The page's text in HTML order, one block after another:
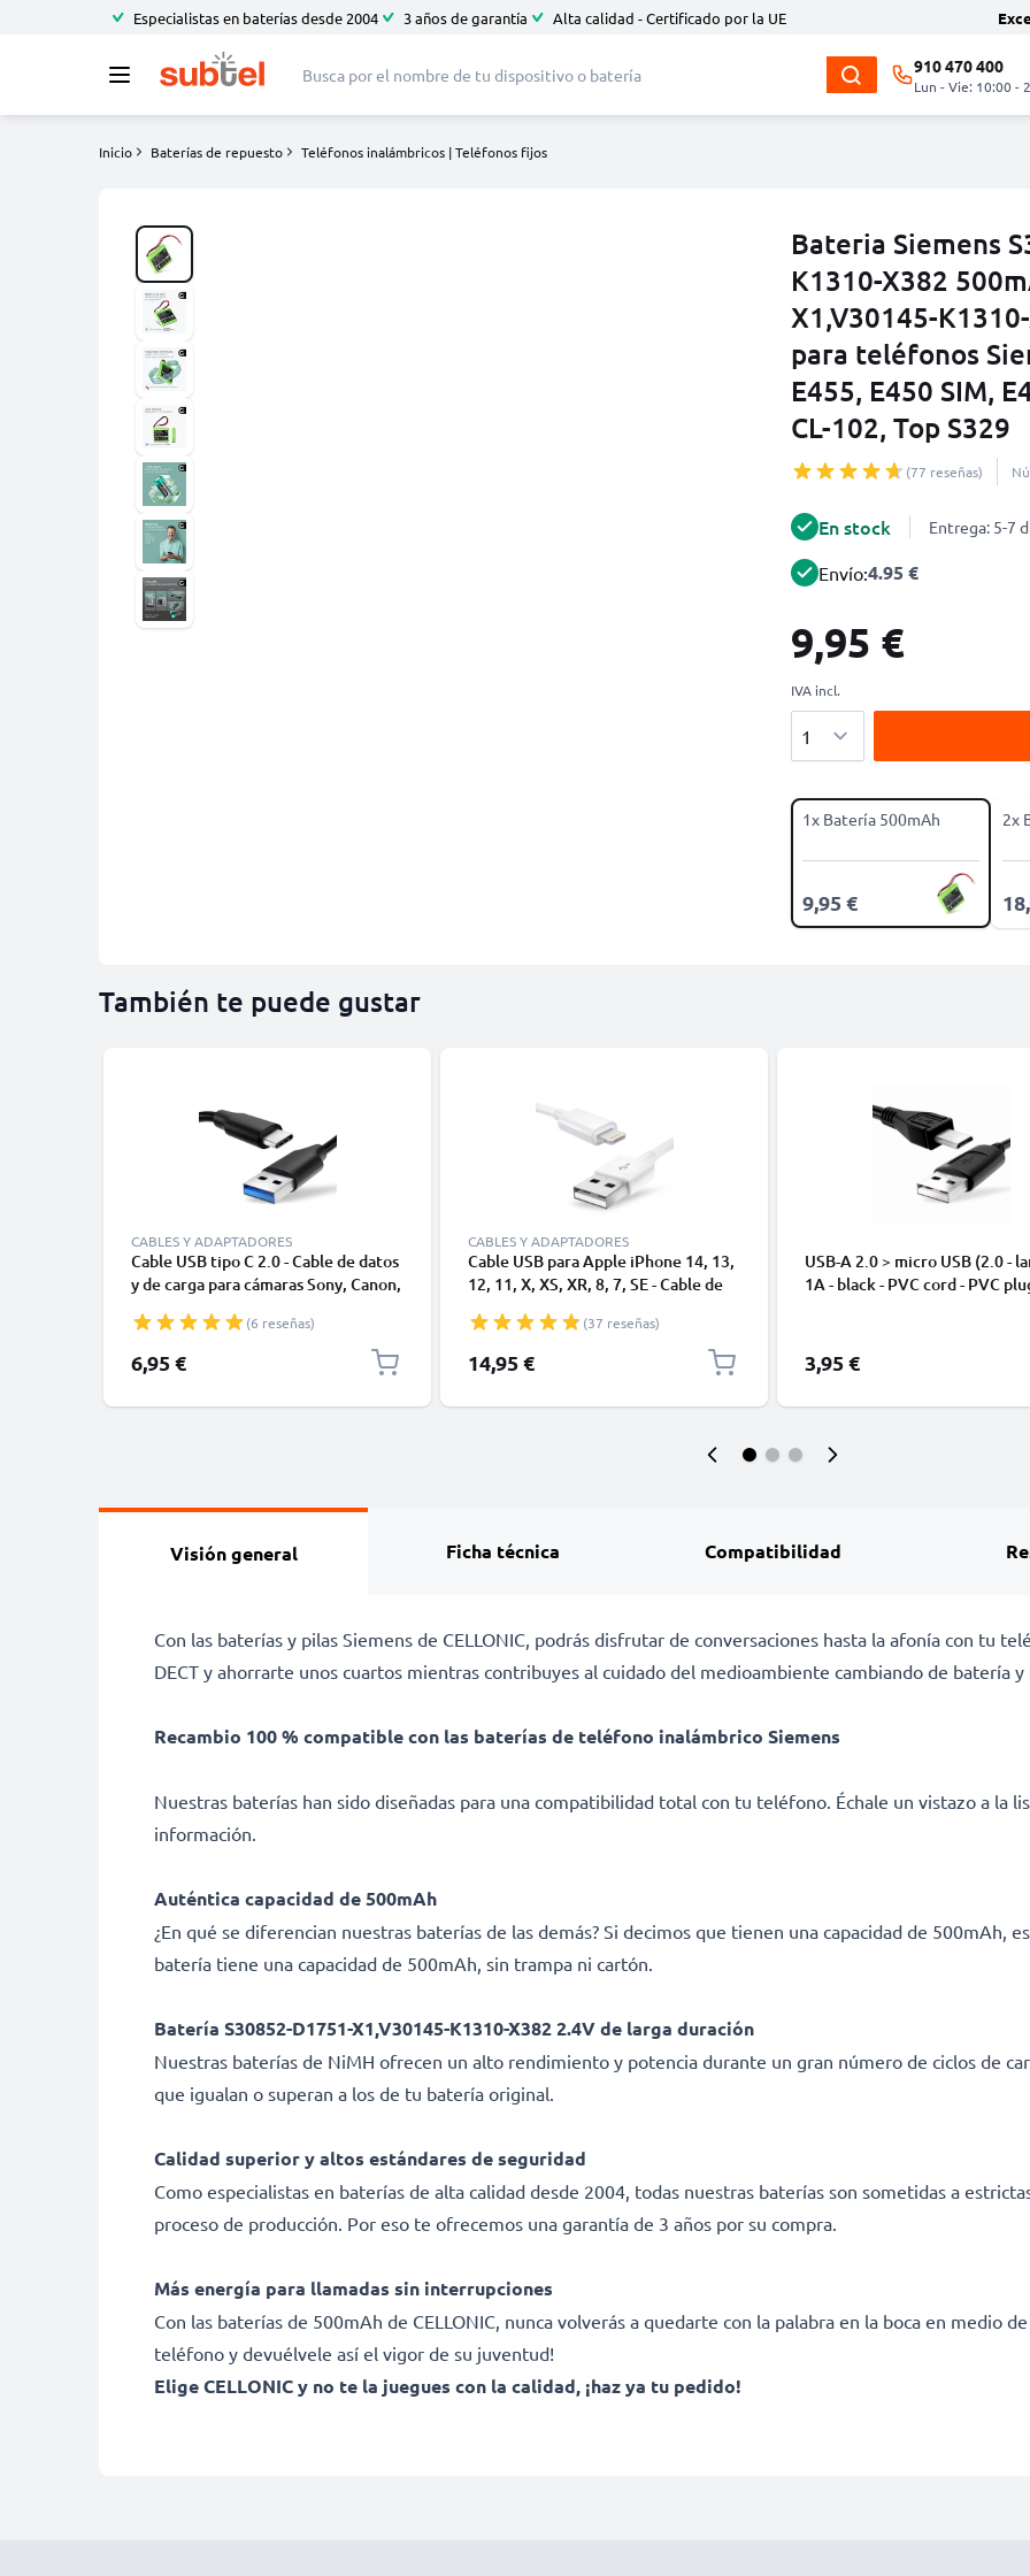
Especialistas en baterías desde 2004 3 años de garantía Alta calidad - Certificado por la UE
910 470 400
Lun - Vie: 10:00 -
Inicio Baterías de repuesto Teléfonos inalámbricos | Teléfonos fijos
Bateria Siemens
K1310-X382
X1,V30145-
para teléfonos
E455, E450 SIM,
CL-102, Top S329
(77 reseñas)
En stock Entrega: 5-7
Envío:4.95 €
9,95 €
IVA incl.
1x Batería 500mAh
9,95 €
2x
También te puede gustar
CABLES Y ADAPTADORES
Cable USB tipo C 2.0 - Cable de datos
y de carga para cámaras Sony, Canon,
Moto Z, Huawei, Xiaomi - 1,0m Cable
cargador USB tipo C
(6 reseñas)
6,95 €
CABLES Y ADAPTADORES
Cable USB para Apple iPhone 14, 13,
12, 11, X, XS, XR, 8, 7, SE - Cable de
1m
(37 reseñas)
14,95 €
USB-A 2.0 > micro USB (2.0 -
1A - black - PVC cord - PVC
3,95 €
Visión general Ficha técnica Compatibilidad
Con las baterías y pilas Siemens de CELLONIC, podrás disfrutar de conversaciones hasta la afonía con tu
DECT y ahorrarte unos cuartos mientras contribuyes al cuidado del medioambiente cambiando de batería
Recambio 100 % compatible con las baterías de teléfono inalámbrico Siemens
Nuestras baterías han sido diseñadas para una compatibilidad total con tu teléfono. Échale un vistazo a la
información.
Auténtica capacidad de 500mAh
¿En qué se diferencian nuestras baterías de las demás? Si decimos que tienen una capacidad de 500mAh,
batería tiene una capacidad de 500mAh, sin trampa ni cartón.
Batería S30852-D1751-X1,V30145-K1310-X382 2.4V de larga duración
Nuestras baterías de NiMH ofrecen un alto rendimiento y potencia durante un gran número de ciclos de
que igualan o superan a los de tu batería original.
Calidad superior y altos estándares de seguridad
Como especialistas en baterías de alta calidad desde 2004, todas nuestras baterías son sometidas a
proceso de producción. Por eso te ofrecemos una garantía de 3 años por su compra.
Más energía para llamadas sin interrupciones
Con las baterías de 500mAh de CELLONIC, nunca volverás a quedarte con la palabra en la boca en medio
teléfono y devuélvele así el vigor de su juventud!
Elige CELLONIC y no te la juegues con la calidad, ¡haz ya tu pedido!